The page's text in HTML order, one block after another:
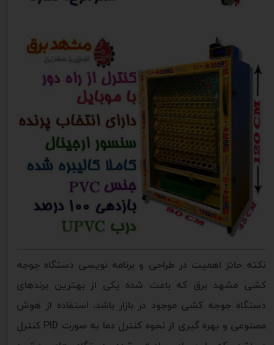
نکته حائز اهمیت در طراحی و برنامه نویسی دستگاه جوجه
کشی مشهد برق که باعث شده یکی از بهترین برندهای
دستگاه جوجه کشی موجود در بازار باشد، استفاده از هوش
مصنوعی و بهره گیری از نحوه کنترل دما به صورت PID کنترل